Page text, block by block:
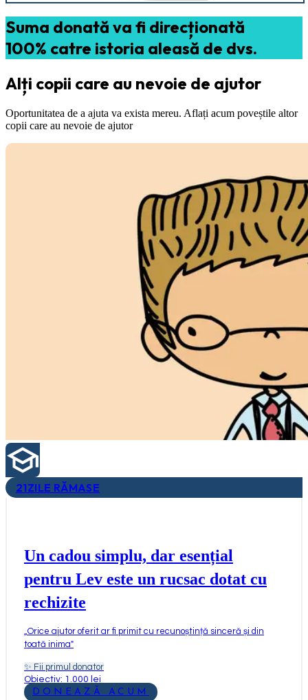
Suma donată va fi direcționată
100% catre istoria aleasă de dvs.
Alți copii care au nevoie de ajutor
Oportunitatea de a ajuta va exista mereu. Aflați acum poveștile altor
copii care au nevoie de ajutor
21ZILE RĂMASE
Un cadou simplu, dar esențial
pentru Lev este un rucsac dotat cu
rechizite
Orice ajutor oferit ar fi primit cu recunoștință sinceră și din
toată inima"
✨ Fii primul donator
Obiectiv: 1.000 lei
DONEAZĂ ACUM